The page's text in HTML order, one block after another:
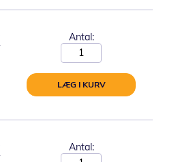
Antal:
LÆG I KURV
Antal: